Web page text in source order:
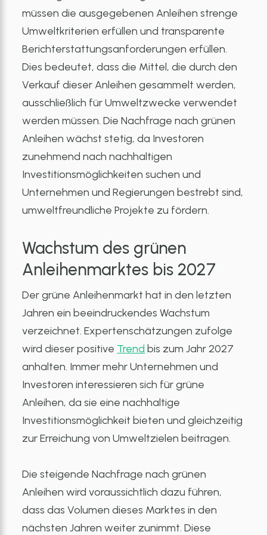
müssen die ausgegebenen Anleihen strenge
Umweltkriterien erfüllen und transparente
Berichterstattungsanforderungen erfüllen.
Dies bedeutet, dass die Mittel, die durch den
Verkauf dieser Anleihen gesammelt werden,
ausschließlich für Umweltzwecke verwendet
werden müssen. Die Nachfrage nach grünen
Anleihen wächst stetig, da Investoren
zunehmend nach nachhaltigen
Investitionsmöglichkeiten suchen und
Unternehmen und Regierungen bestrebt sind,
umweltfreundliche Projekte zu fördern.
Wachstum des grünen
Anleihenmarktes bis 2027
Der grüne Anleihenmarkt hat in den letzten
Jahren ein beeindruckendes Wachstum
verzeichnet. Expertenschätzungen zufolge
wird dieser positive Trend bis zum Jahr 2027
anhalten. Immer mehr Unternehmen und
Investoren interessieren sich für grüne
Anleihen, da sie eine nachhaltige
Investitionsmöglichkeit bieten und gleichzeitig
zur Erreichung von Umweltzielen beitragen.
Die steigende Nachfrage nach grünen
Anleihen wird voraussichtlich dazu führen,
dass das Volumen dieses Marktes in den
nächsten Jahren weiter zunimmt. Diese